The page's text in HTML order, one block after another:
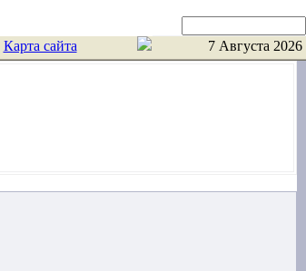
Карта сайта 7 Августа 2026